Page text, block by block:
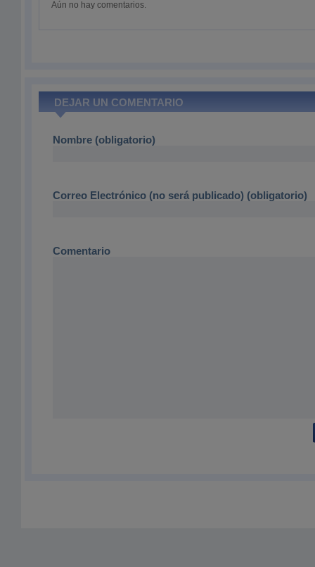
Aún no hay comentarios.
DEJAR UN COMENTARIO
Nombre (obligatorio)
Correo Electrónico (no será publicado) (obligatorio)
Comentario